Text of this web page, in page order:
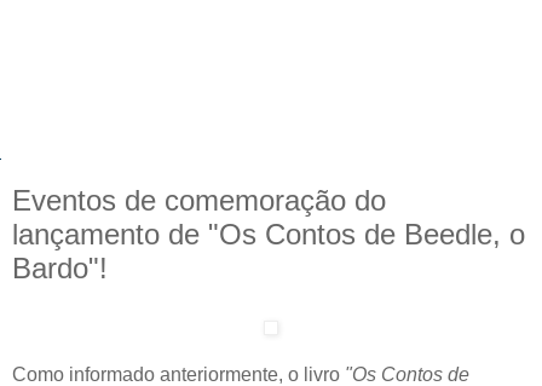
Eventos de comemoração do
lançamento de "Os Contos de Beedle, o
Bardo"!
Como informado anteriormente, o livro "Os Contos de